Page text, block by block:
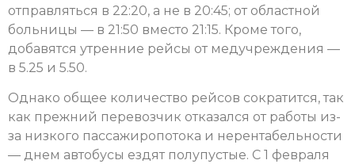
отправляться в 22:20, а не в 20:45; от областной
больницы — в 21:50 вместо 21:15. Кроме того,
добавятся утренние рейсы от медучреждения —
в 5.25 и 5.50.
Однако общее количество рейсов сократится, так
как прежний перевозчик отказался от работы из-
за низкого пассажиропотока и нерентабельности
— днем автобусы ездят полупустые. С 1 февраля